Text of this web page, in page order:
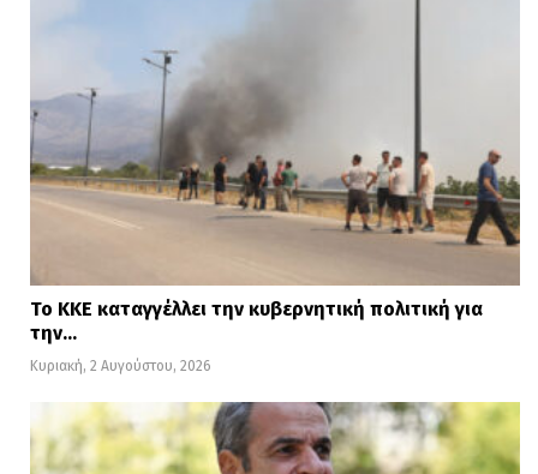
Το ΚΚΕ καταγγέλλει την κυβερνητική πολιτική για
την…
Κυριακή, 2 Αυγούστου, 2026